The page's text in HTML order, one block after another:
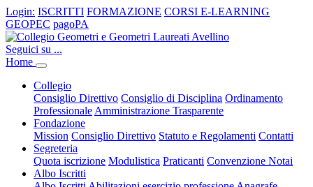
Login: ISCRITTI FORMAZIONE CORSI E-LEARNING
GEOPEC pagoPA
Seguici su ...
Home
Collegio
Consiglio Direttivo Consiglio di Disciplina Ordinamento
Professionale Amministrazione Trasparente
Fondazione
Mission Consiglio Direttivo Statuto e Regolamenti Contatti
Segreteria
Quota iscrizione Modulistica Praticanti Convenzione Notai
Albo Iscritti